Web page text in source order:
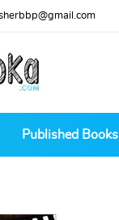
Published Books